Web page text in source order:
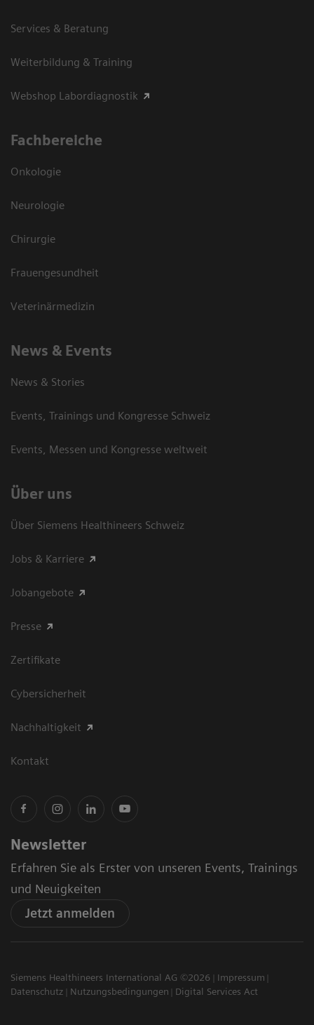
Services & Beratung
Weiterbildung & Training
Webshop Labordiagnostik
Fachbereiche
Onkologie
Neurologie
Chirurgie
Frauengesundheit
Veterinärmedizin
News & Events
News & Stories
Events, Trainings und Kongresse Schweiz
Events, Messen und Kongresse weltweit
Über uns
Über Siemens Healthineers Schweiz
Jobs & Karriere
Jobangebote
Presse
Zertifikate
Cybersicherheit
Nachhaltigkeit
Kontakt
Newsletter
Erfahren Sie als Erster von unseren Events, Trainings
und Neuigkeiten
Jetzt anmelden
Siemens Healthineers International AG ©2026
Impressum
Datenschutz
Nutzungsbedingungen Digital Services Act